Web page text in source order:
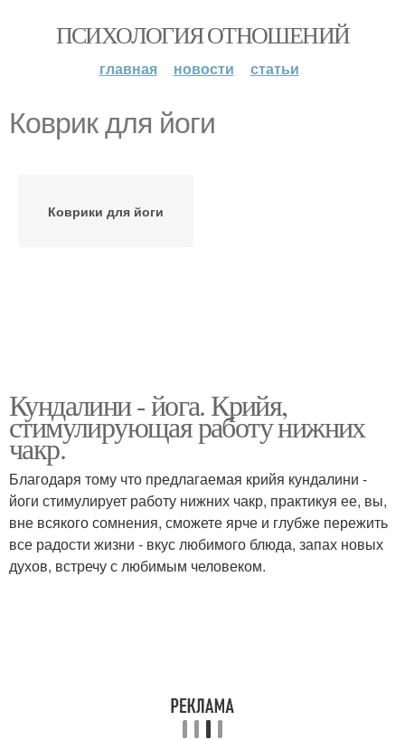
ПСИХОЛОГИЯ ОТНОШЕНИЙ
главная новости статьи
Коврик для йоги
Коврики для йоги
Кундалини - йога. Крийя,
стимулирующая работу нижних
чакр.
Благодаря тому что предлагаемая крийя кундалини -
йоги стимулирует работу нижних чакр, практикуя ее, вы,
вне всякого сомнения, сможете ярче и глубже пережить
все радости жизни - вкус любимого блюда, запах новых
духов, встречу с любимым человеком.